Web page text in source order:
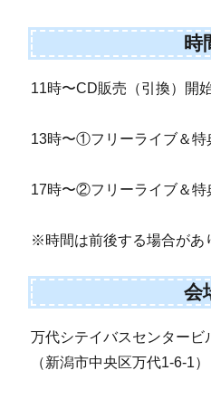
時
11時〜CD販売（引換）開
13時〜①フリーライブ＆特
17時〜②フリーライブ＆特
※時間は前後する場合があ
会
万代シテイバスセンタービ
（新潟市中央区万代1-6-1）